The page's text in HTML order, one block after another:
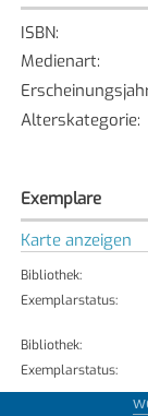
ISBN:
Medienart:
Alterskategorie:
Exemplare
Karte anzeigen
Bibliothek:
Exemplarstatus:
Bibliothek:
Exemplarstatus: